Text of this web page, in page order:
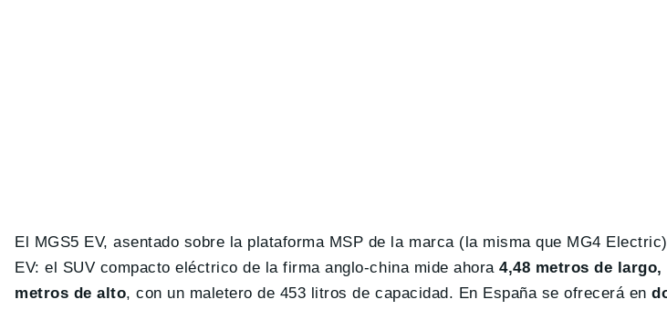
El MGS5 EV, asentado sobre la plataforma MSP de la marca (la misma que MG4
EV: el SUV compacto eléctrico de la firma anglo-china mide ahora4,48 metros de
metros de alto, con un maletero de 453 litros de capacidad. En España se ofrecerá en